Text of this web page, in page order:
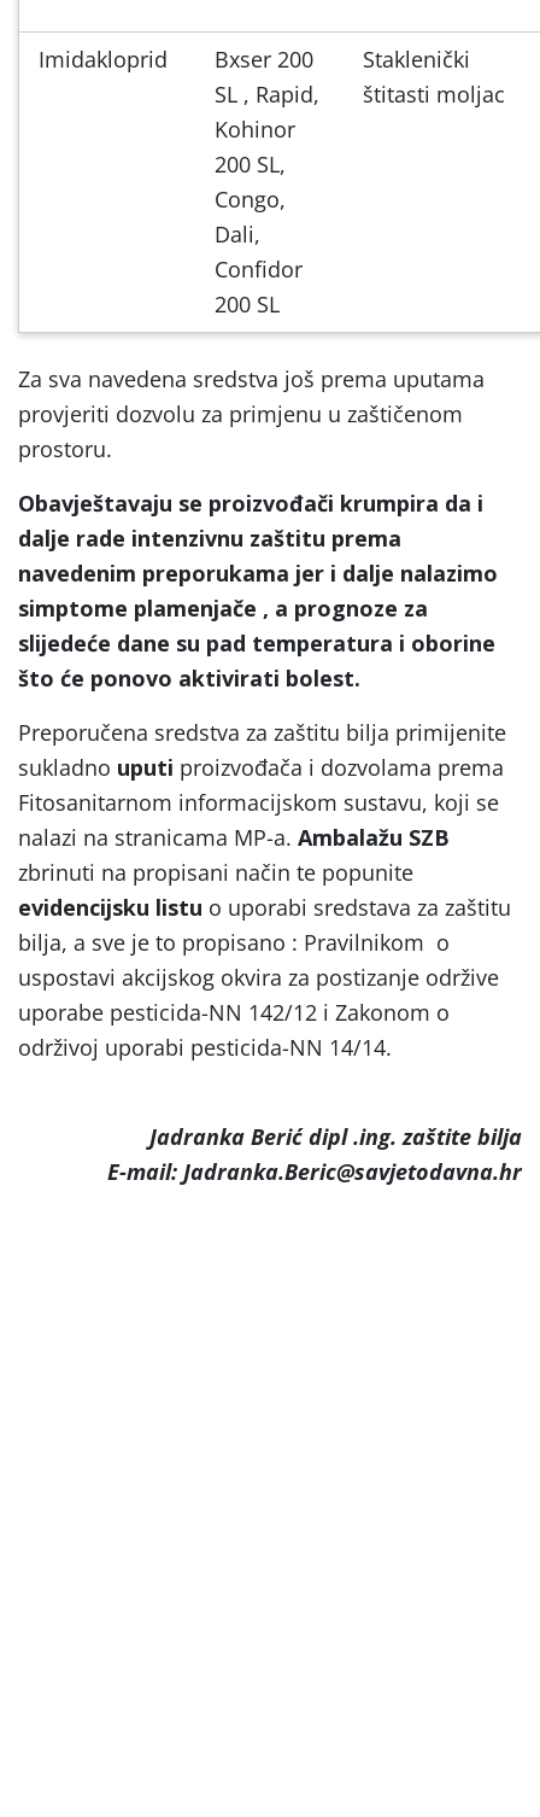
Imidakloprid
Bxser 200
SL , Rapid,
Kohinor
200 SL,
Congo,
Dali,
Confidor
200 SL
Staklenički
štitasti moljac
Za sva navedena sredstva još prema uputama
provjeriti dozvolu za primjenu u zaštičenom
prostoru.
Obavještavaju se proizvođači krumpira da i
dalje rade intenzivnu zaštitu prema
navedenim preporukama jer i dalje nalazimo
simptome plamenjače , a prognoze za
slijedeće dane su pad temperatura i oborine
što će ponovo aktivirati bolest.
Preporučena sredstva za zaštitu bilja primijenite
sukladno uputi proizvođača i dozvolama prema
Fitosanitarnom informacijskom sustavu, koji se
nalazi na stranicama MP-a. Ambalažu SZB
zbrinuti na propisani način te popunite
evidencijsku listu o uporabi sredstava za zaštitu
bilja, a sve je to propisano : Pravilnikom o
uspostavi akcijskog okvira za postizanje održive
uporabe pesticida-NN 142/12 i Zakonom o
održivoj uporabi pesticida-NN 14/14.
Jadranka Berić dipl .ing. zaštite bilja
E-mail: Jadranka.Beric@savjetodavna.hr